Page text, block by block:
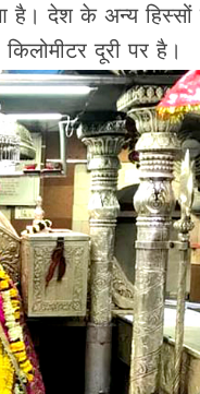
है। देश के अन्य
दूरी पर है।